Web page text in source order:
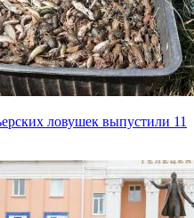
ловушек выпустили 11